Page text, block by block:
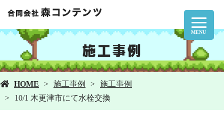
MENU
施工事例
HOME 施工事例
施工事例
10/1 木更津市にて水栓交換